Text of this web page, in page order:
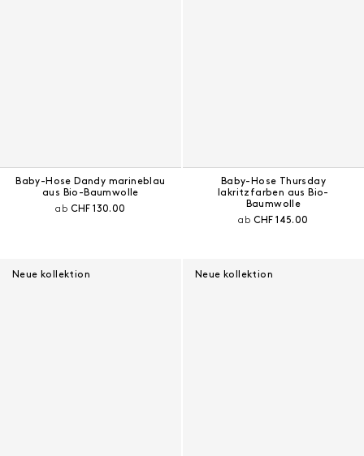
Baby-Hose Dandy marineblau
aus Bio-Baumwolle
ab Aktueller Preis:
CHF 130.00
Baby-Hose Thursday
lakritzfarben aus Bio-
Baumwolle
ab Aktueller Preis:
CHF 145.00
Neue kollektion Neue kollektion